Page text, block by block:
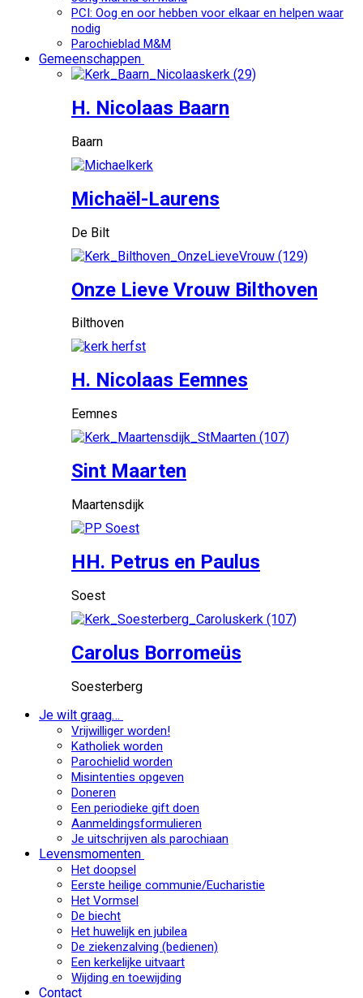
PCI: Oog en oor hebben voor elkaar en helpen waar
nodig
Parochieblad M&M
Gemeenschappen
H. Nicolaas Baarn
Baarn
Michaël-Laurens
De Bilt
Onze Lieve Vrouw Bilthoven
Bilthoven
H. Nicolaas Eemnes
Eemnes
Sint Maarten
Maartensdijk
HH. Petrus en Paulus
Soest
Carolus Borromeüs
Soesterberg
Je wilt graag…
Vrijwilliger worden!
Katholiek worden
Parochielid worden
Misintenties opgeven
Doneren
Een periodieke gift doen
Aanmeldingsformulieren
Je uitschrijven als parochiaan
Levensmomenten
Het doopsel
Eerste heilige communie/Eucharistie
Het Vormsel
De biecht
Het huwelijk en jubilea
De ziekenzalving (bedienen)
Een kerkelijke uitvaart
Wijding en toewijding
Contact